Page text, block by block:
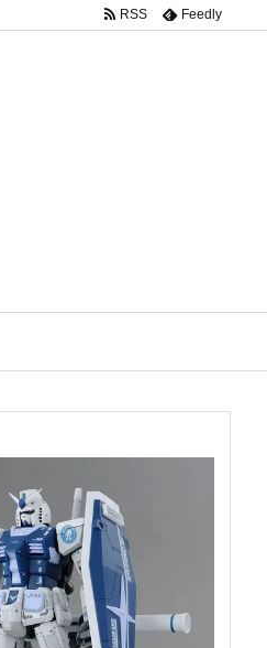
RSS Feedly